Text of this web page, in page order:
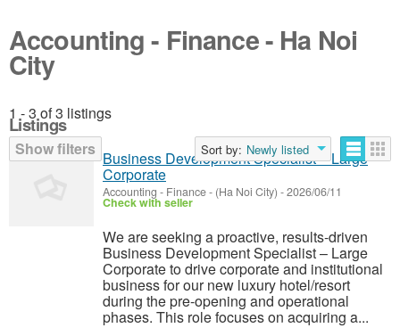
Accounting - Finance - Ha Noi
City
1 - 3 of 3 listings
Show filters
Sort by: Newly listed
Listings
Business Development Specialist – Large
Corporate
Accounting - Finance- (Ha Noi City) -2026/06/11
Check with seller
We are seeking a proactive, results-driven
Business Development Specialist – Large
Corporate to drive corporate and institutional
business for our new luxury hotel/resort
during the pre-opening and operational
phases. This role focuses on acquiring a...